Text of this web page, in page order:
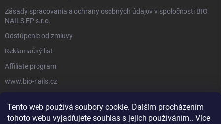
Tento web používá soubory cookie. Dalším procházením
tohoto webu vyjadřujete souhlas s jejich používáním.. Více
Zásady spracovania a ochrany osobných údajov v spoločnosti BIO
NAILS EP s.r.o.
Odstúpenie od zmluvy
Reklamačný list
Affiliate program
www.bio-nails.cz
FACEBOOK